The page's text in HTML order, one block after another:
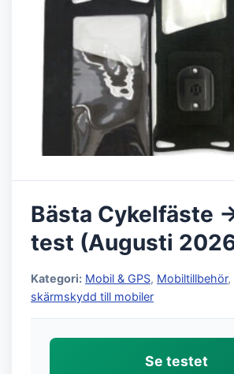
Bästa Cykelfäste
test (Augusti
Kategori: Mobil & GPS, Mobiltillbehör,
skärmskydd till mobiler
Se testet